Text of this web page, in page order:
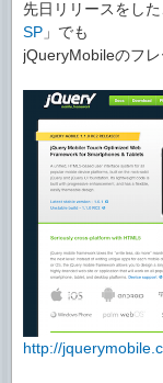
先日リリースをし
SP 」でも
jQueryMobileのフレ
http://